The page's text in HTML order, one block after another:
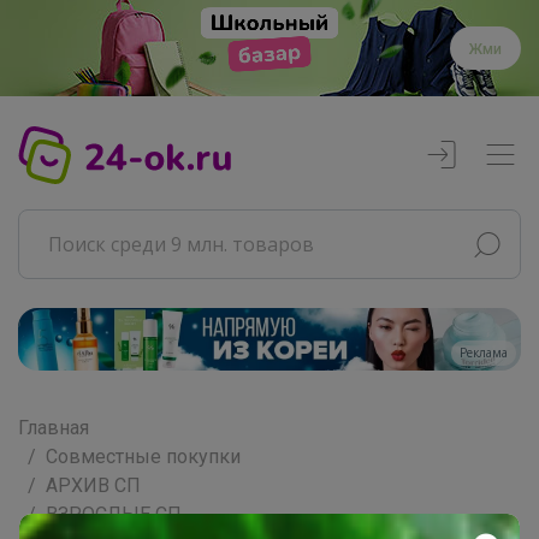
Жми
Реклама
Главная
Совместные покупки
АРХИВ СП
ВЗРОСЛЫЕ СП